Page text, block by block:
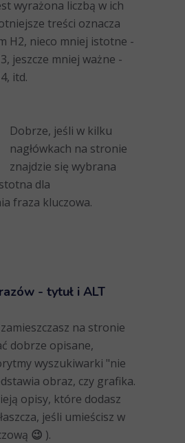
wyrażona liczbą w ich
treści oznacza
H2, nieco mniej istotne -
jeszcze mniej ważne -
itd.
Dobrze, jeśli w kilku
nagłówkach na stronie
znajdzie się wybrana
dla
fraza kluczowa.
- tytuł i ALT
na stronie
dobrze opisane,
wyszukiwarki "nie
obraz, czy grafika.
opisy, które dodasz
jeśli umieścisz w
😉 ).